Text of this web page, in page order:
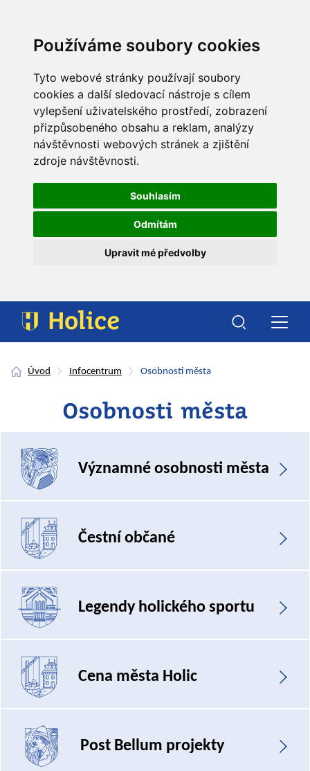
Používáme soubory cookies
Tyto webové stránky používají soubory
cookies a další sledovací nástroje s cílem
vylepšení uživatelského prostředí, zobrazení
přizpůsobeného obsahu a reklam, analýzy
návštěvnosti webových stránek a zjištění
zdroje návštěvnosti.
Souhlasím
Odmítám
Upravit mé předvolby
Úvod Infocentrum Osobnosti města
Osobnosti města
Významné osobnosti města
Čestní občané
Legendy holického sportu
Cena města Holic
Post Bellum projekty